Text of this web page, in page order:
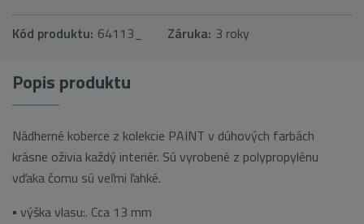
Kód produktu: 64113_ Záruka: 3 roky
Popis produktu
Nádherné koberce z kolekcie PAINT v dúhových farbách
krásne oživia každý interiér. Sú vyrobené z polypropylénu
vďaka čomu sú veľmi ľahké.
▪ výška vlasu:. Cca 13 mm